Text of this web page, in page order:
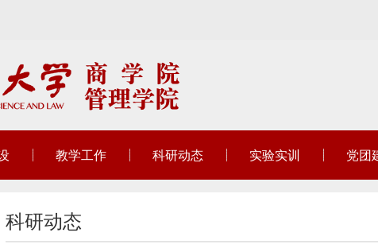
教学工作 科研动态 实验实训 党团
科研动态